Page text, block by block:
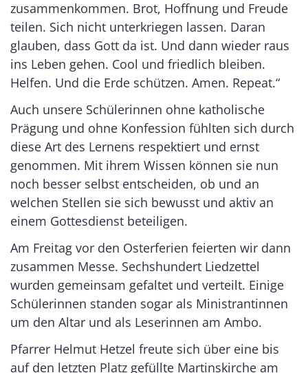
zusammenkommen. Brot, Hoffnung und Freude
teilen. Sich nicht unterkriegen lassen. Daran
glauben, dass Gott da ist. Und dann wieder raus
ins Leben gehen. Cool und friedlich bleiben.
Helfen. Und die Erde schützen. Amen. Repeat.“
Auch unsere Schülerinnen ohne katholische
Prägung und ohne Konfession fühlten sich durch
diese Art des Lernens respektiert und ernst
genommen. Mit ihrem Wissen können sie nun
noch besser selbst entscheiden, ob und an
welchen Stellen sie sich bewusst und aktiv an
einem Gottesdienst beteiligen.
Am Freitag vor den Osterferien feierten wir dann
zusammen Messe. Sechshundert Liedzettel
wurden gemeinsam gefaltet und verteilt. Einige
Schülerinnen standen sogar als Ministrantinnen
um den Altar und als Leserinnen am Ambo.
Pfarrer Helmut Hetzel freute sich über eine bis
auf den letzten Platz gefüllte Martinskirche am